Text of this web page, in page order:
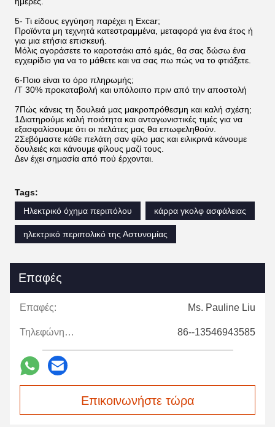
5- Τι είδους εγγύηση παρέχει η Excar;
Προϊόντα μη τεχνητά κατεστραμμένα, μεταφορά για ένα έτος ή
για μια ετήσια επισκευή.
Μόλις αγοράσετε το καροτσάκι από εμάς, θα σας δώσω ένα
εγχειρίδιο για να το μάθετε και να σας πω πώς να το φτιάξετε.
6-Ποιο είναι το όρο πληρωμής;
/T 30% προκαταβολή και υπόλοιπο πριν από την αποστολή
7Πώς κάνεις τη δουλειά μας μακροπρόθεσμη και καλή σχέση;
1Διατηρούμε καλή ποιότητα και ανταγωνιστικές τιμές για να
εξασφαλίσουμε ότι οι πελάτες μας θα επωφεληθούν.
2Σεβόμαστε κάθε πελάτη σαν φίλο μας και ειλικρινά κάνουμε
δουλειές και κάνουμε φίλους μαζί τους.
Δεν έχει σημασία από πού έρχονται.
Tags:
Ηλεκτρικό όχημα περιπόλου
κάρρα γκολφ ασφάλειας
ηλεκτρικό περιπολικό της Αστυνομίας
Επαφές
Επαφές: Ms. Pauline Liu
Τηλεφώνημα: 86--13546943585
Επικοινωνήστε τώρα